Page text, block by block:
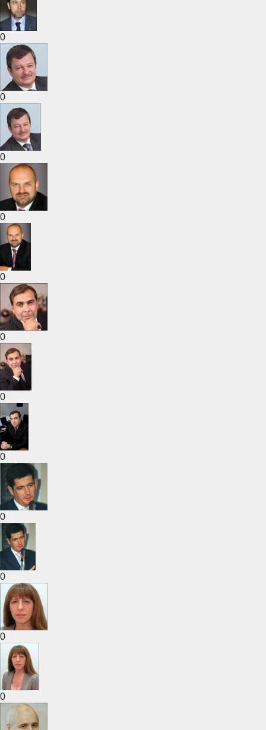
0
0
0
0
0
0
0
0
0
0
0
0